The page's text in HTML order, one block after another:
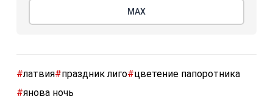
МАХ
#латвия#праздник лиго#цветение папоротника
#янова ночь